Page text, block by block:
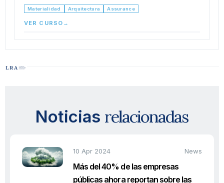
Materialidad Arquitectura Assurance
VER CURSO →
Noticias relacionadas
10 Apr 2024 News
Más del 40% de las empresas
públicas ahora reportan sobre las